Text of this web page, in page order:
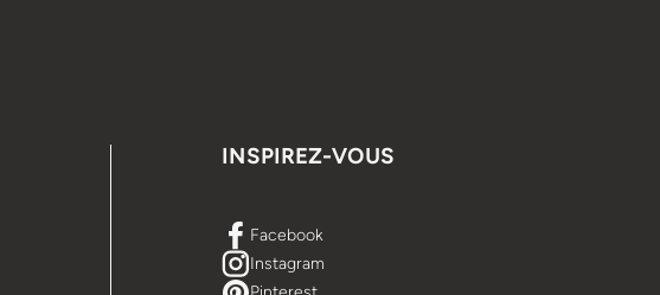
INSPIREZ-VOUS
Facebook
Instagram